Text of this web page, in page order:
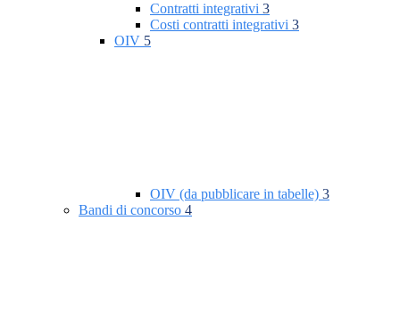
Contratti integrativi 3
Costi contratti integrativi 3
OIV 5
OIV (da pubblicare in tabelle) 3
Bandi di concorso 4